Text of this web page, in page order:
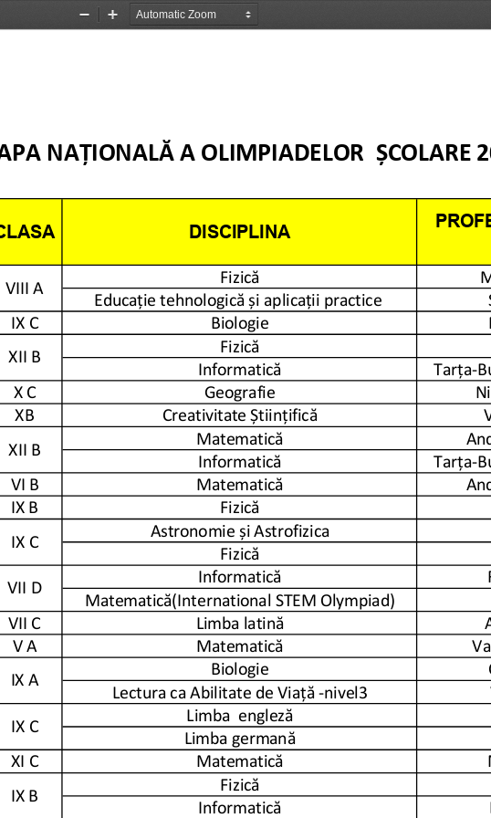
Zoom
Zoom
DISCIPLINA
Fizică
Educație tehnologică și aplicații practice
IX C Biologie
Fizică
Informatică
Tarța-
X C Geografie
XB Creativitate Științifică
Matematică
Informatică
Tarța-
B
Matematică
IX B Fizică
Astronomie și Astrofizica
Fizică
Informatică
Matematică(International STEM Olympiad)
VII C Limba latină
A
Matematică
Biologie
Lectura ca Abilitate de Viață -nivel3
Limba  engleză
Limba germană
XI C Matematică
Fizică
Informatică
NAȚIONALĂ A OLIMPIADELOR  ȘCOLARE
XII B
VII D
IX A
IX C
IX C
VIII A
XII B
IX B